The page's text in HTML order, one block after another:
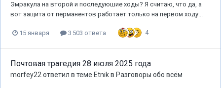
Эмракула на второй и последуюшие ходы? Я считаю, что да, а
вот защита от перманентов работает только на первом ходу...
15 января 3 503 ответа 4
Почтовая трагедия 28 июля 2025 года
morfey22ответил в теме Etnikв Разговоры обо всём